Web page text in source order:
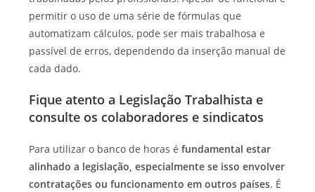
permitir o uso de uma série de fórmulas que
automatizam cálculos, pode ser mais trabalhosa e
passível de erros, dependendo da inserção manual de
cada dado.
Fique atento a Legislação Trabalhista e
consulte os colaboradores e sindicatos
Para utilizar o banco de horas éfundamental estar
alinhado a legislação, especialmente se isso envolver
contratações ou funcionamento em outros países. É